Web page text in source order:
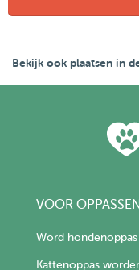
Bekijk ook plaatsen in
VOOR OPPASSEN
Word hondenoppas
Kattenoppas